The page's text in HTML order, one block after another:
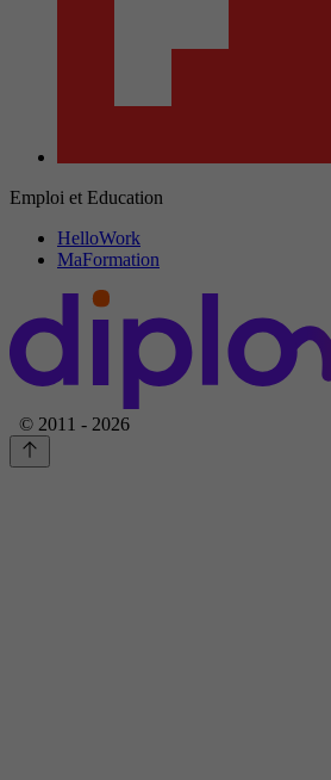
Emploi et Education
HelloWork
MaFormation
© 2011 - 2026